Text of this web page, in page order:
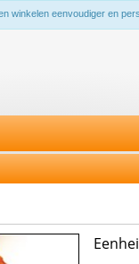
winkelen eenvoudiger en